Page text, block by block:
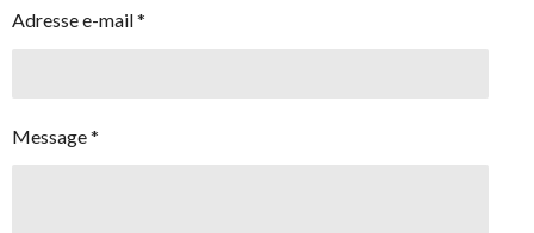
Adresse e-mail *
Message *